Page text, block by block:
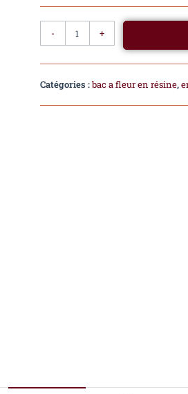
- +
Catégories :bac a fleur en résine,